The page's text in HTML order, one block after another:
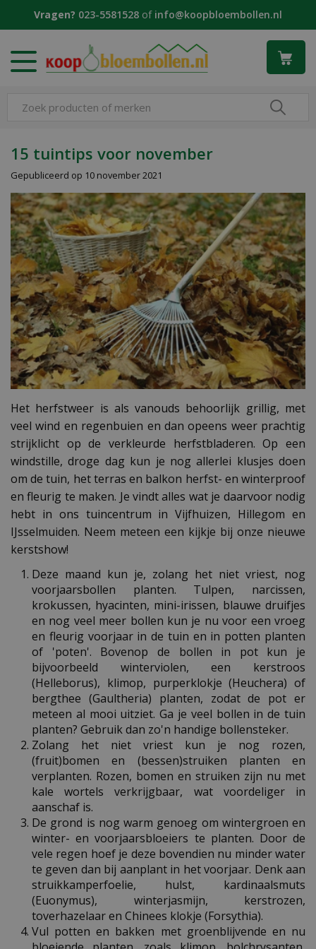
Vragen? 023-5581528 of info@koopbloembollen.nl
15 tuintips voor november
Gepubliceerd op 10 november 2021
Het herfstweer is als vanouds behoorlijk grillig, met
veel wind en regenbuien en dan opeens weer prachtig
strijklicht op de verkleurde herfstbladeren. Op een
windstille, droge dag kun je nog allerlei klusjes doen
om de tuin, het terras en balkon herfst- en winterproof
en fleurig te maken. Je vindt alles wat je daarvoor nodig
hebt in ons tuincentrum in Vijfhuizen, Hillegom en
IJsselmuiden. Neem meteen een kijkje bij onze nieuwe
kerstshow!
Deze maand kun je, zolang het niet vriest, nog
voorjaarsbollen planten. Tulpen, narcissen,
krokussen, hyacinten, mini-irissen, blauwe druifjes
en nog veel meer bollen kun je nu voor een vroeg
en fleurig voorjaar in de tuin en in potten planten
of 'poten'. Bovenop de bollen in pot kun je
bijvoorbeeld winterviolen, een kerstroos
(Helleborus), klimop, purperklokje (Heuchera) of
bergthee (Gaultheria) planten, zodat de pot er
meteen al mooi uitziet. Ga je veel bollen in de tuin
planten? Gebruik dan zo'n handige bollensteker.
Zolang het niet vriest kun je nog rozen,
(fruit)bomen en (bessen)struiken planten en
verplanten. Rozen, bomen en struiken zijn nu met
kale wortels verkrijgbaar, wat voordeliger in
aanschaf is.
De grond is nog warm genoeg om wintergroen en
winter- en voorjaarsbloeiers te planten. Door de
vele regen hoef je deze bovendien nu minder water
te geven dan bij aanplant in het voorjaar. Denk aan
struikkamperfoelie, hulst, kardinaalsmuts
(Euonymus), winterjasmijn, kerstrozen,
toverhazelaar en Chinees klokje (Forsythia).
Vul potten en bakken met groenblijvende en nu